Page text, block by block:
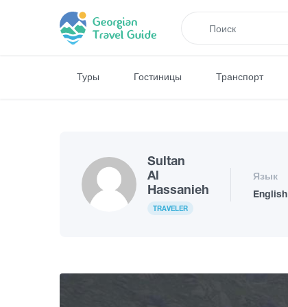
Туры Гостиницы Транспорт
Sultan
Al
Hassanieh
TRAVELER
Язык
English